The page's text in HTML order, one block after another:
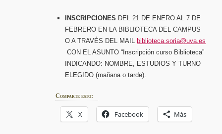
INSCRIPCIONES DEL 21 DE ENERO AL 7 DE
FEBRERO EN LA BIBLIOTECA DEL CAMPUS
O A TRAVÉS DEL MAILbiblioteca.soria@uva.es
CON EL ASUNTO “Inscripción curso Biblioteca”
INDICANDO: NOMBRE, ESTUDIOS Y TURNO
ELEGIDO (mañana o tarde).
Comparte esto:
X Facebook Más